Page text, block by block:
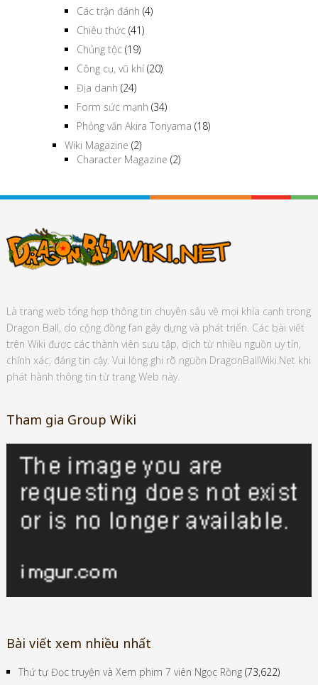
Các trận đánh (4)
Chiêu thức (41)
Chủng tộc (19)
Công cụ, vũ khí(20)
Địa danh (24)
Form sức mạnh (34)
Phỏng vấn Akira Toriyama (18)
Wiki Magazine (2)
Character Magazine (2)
Là trang web tổng hợp thông tin chuyên sâu về mọi khía cạnh trong
Dragon Ball, do cộng đồng fan gây dựng và phát triển. Các bài viết
trên Wiki được các thành viên sưu tập, dịch từ nhiều nguồn uy tín,
chính xác, đáng tin cậy. Vui lòng ghi rõ nguồn DragonBallWiki.Net khi
phát hành thông tin từ trang Web này.
Tham gia Group Wiki
Bài viết xem nhiều nhất
Thứ tự Đọc truyện và Xem phim 7 viên Ngọc Rồng (73,622)